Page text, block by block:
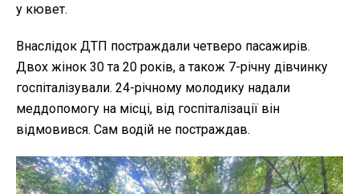
у кювет.
Внаслідок ДТП постраждали четверо пасажирів.
Двох жінок 30 та 20 років, а також 7-річну дівчинку
госпіталізували. 24-річному молодику надали
меддопомогу на місці, від госпіталізації він
відмовився. Сам водій не постраждав.